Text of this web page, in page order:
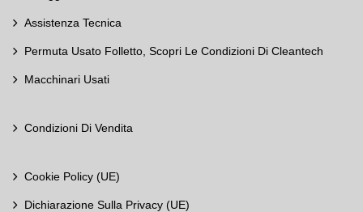
Assistenza Tecnica
Permuta Usato Folletto, Scopri Le Condizioni Di Cleantech
Macchinari Usati
Condizioni Di Vendita
Cookie Policy (UE)
Dichiarazione Sulla Privacy (UE)